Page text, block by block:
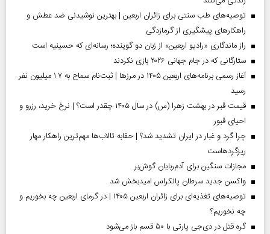
توصیه‌های طب سنتی برای زائران اربعین | بهترین نوشیدنی ضد عطش و
راهکارهای پیشگیری از گرمازدگی
راز ماندگاری «رادیو اربعین» از زبان دو گوینده؛ رسانه‌ای که حسینیه است
ستارگانی که در جام جهانی ۲۰۲۶ بازی نکردند
آغاز رسمی برنامه‌های اربعین ۱۴۰۵ در مرز‌ها | ثبت‌نام سماح به ۱.۷ میلیون نفر
رسید
قیمت قبر در بهشت زهرا (س) در سال ۱۴۰۵ چقدر است؟ | نرخ خرید، رزرو و
احیای قبور
چرا گرد و غبار در ایران تشدید شد؟ | حقابه تالاب‌ها مهم‌ترین راهکار مهار
ریزگردهاست
مجازات سنگین برای آدم‌ربایان گوش‌بر
واکسن جدید سرطان پانکراس امیدبخش شد
توصیه‌های تغذیه‌ای برای زائران اربعین ۱۴۰۵ | در گرمای اربعین چه بخوریم و
چه نخوریم؟
گره قتل در دی‌جی پارتی با ۵۰ قسم باز می‌شود